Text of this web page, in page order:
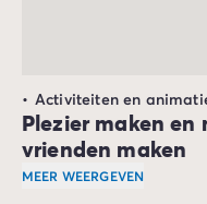
Activiteiten en
Plezier maken en
vrienden maken
MEER WEERGEVEN